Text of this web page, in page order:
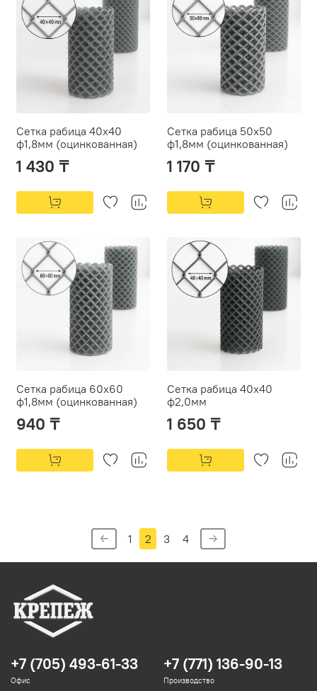
Сетка рабица 40х40
ф1,8мм (оцинкованная)
1 430 ₸
Сетка рабица 50х50
ф1,8мм (оцинкованная)
1 170 ₸
Сетка рабица 60х60
ф1,8мм (оцинкованная)
940 ₸
Сетка рабица 40х40
ф2,0мм
1 650 ₸
1 2 3 4
+7 (705) 493-61-33
Офис
+7 (771) 136-90-13
Производство